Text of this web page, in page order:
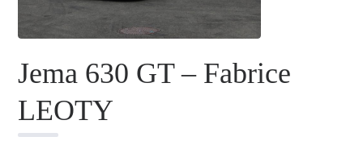
Jema 630 GT – Fabrice
LEOTY